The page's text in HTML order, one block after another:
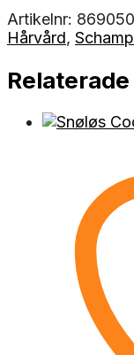
Artikelnr:
Hårvård,